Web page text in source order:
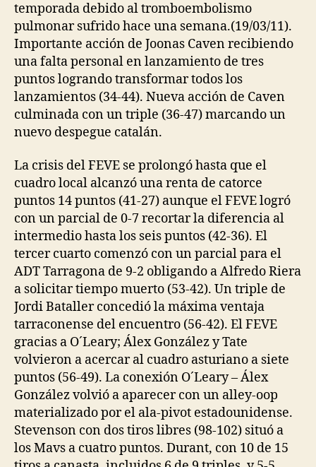
temporada debido al tromboembolismo
pulmonar sufrido hace una semana.(19/03/11).
Importante acción de Joonas Caven recibiendo
una falta personal en lanzamiento de tres
puntos logrando transformar todos los
lanzamientos (34-44). Nueva acción de Caven
culminada con un triple (36-47) marcando un
nuevo despegue catalán.
La crisis del FEVE se prolongó hasta que el
cuadro local alcanzó una renta de catorce
puntos 14 puntos (41-27) aunque el FEVE logró
con un parcial de 0-7 recortar la diferencia al
intermedio hasta los seis puntos (42-36). El
tercer cuarto comenzó con un parcial para el
ADT Tarragona de 9-2 obligando a Alfredo Riera
a solicitar tiempo muerto (53-42). Un triple de
Jordi Bataller concedió la máxima ventaja
tarraconense del encuentro (56-42). El FEVE
gracias a O´Leary; Álex González y Tate
volvieron a acercar al cuadro asturiano a siete
puntos (56-49). La conexión O´Leary – Álex
González volvió a aparecer con un alley-oop
materializado por el ala-pivot estadounidense.
Stevenson con dos tiros libres (98-102) situó a
los Mavs a cuatro puntos. Durant, con 10 de 15